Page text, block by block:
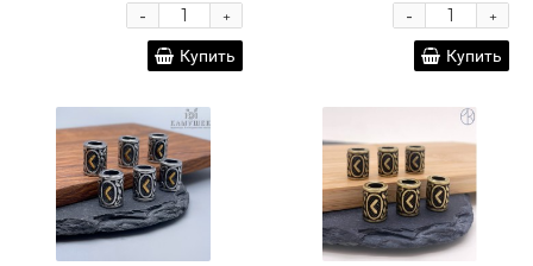
+
-
Купить
+
-
Купить